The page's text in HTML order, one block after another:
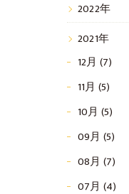
2022年
2021年
12月 (7)
11月 (5)
10月 (5)
09月 (5)
08月 (7)
07月 (4)